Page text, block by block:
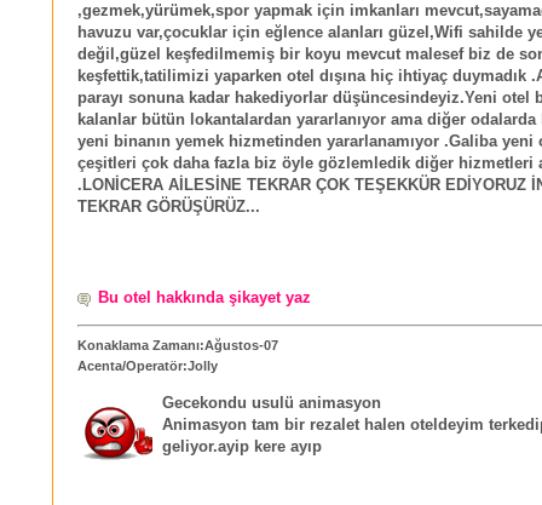
,gezmek,yürümek,spor yapmak için imkanları
havuzu var,çocuklar için eğlence alanları güzel,Wifi sahilde
değil,güzel keşfedilmemiş bir koyu mevcut malesef biz de
keşfettik,tatilimizi yaparken otel dışına hiç ihtiyaç duymadık
parayı sonuna kadar hakediyorlar düşüncesindeyiz.Yeni otel
kalanlar bütün lokantalardan yararlanıyor ama diğer odalarda
yeni binanın yemek hizmetinden yararlanamıyor .Galiba yeni
çeşitleri çok daha fazla biz öyle gözlemledik diğer hizmetleri
.LONİCERA AİLESİNE TEKRAR ÇOK TEŞEKKÜR EDİYORUZ
TEKRAR GÖRÜŞÜRÜZ...
Bu otel hakkında şikayet yaz
Konaklama Zamanı:Ağustos-07
Acenta/Operatör:Jolly
Gecekondu usulü animasyon
Animasyon tam bir rezalet halen oteldeyim
geliyor.ayip kere ayıp